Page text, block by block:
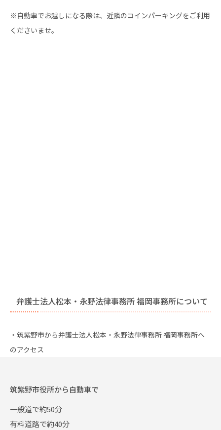
※自動車でお越しになる際は、近隣のコインパーキングをご利用
くださいませ。
弁護士法人松本・永野法律事務所 福岡事務所について
・筑紫野市から弁護士法人松本・永野法律事務所 福岡事務所へ
のアクセス
筑紫野市役所から自動車で
一般道で約50分
有料道路で約40分